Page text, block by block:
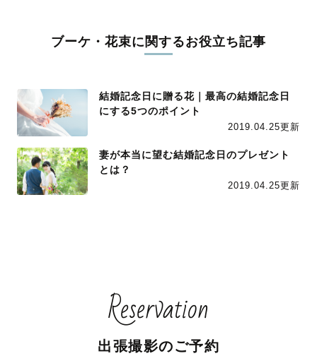
ブーケ・花束に関するお役立ち記事
結婚記念日に贈る花｜最高の結婚記念日
にする5つのポイント
2019.04.25更新
妻が本当に望む結婚記念日のプレゼント
とは？
2019.04.25更新
Reservation
出張撮影のご予約